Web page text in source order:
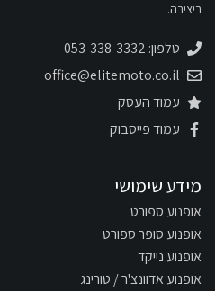
ביצירה.
טלפון: 053-338-3332
office@elitemoto.co.il
עמוד העסק
עמוד פייסבוק
מידע שימושי
אופנוע ספורט
אופנוע סופר ספורט
אופנוע נייקד
אופנוע אדוונצ'ר / טורינג